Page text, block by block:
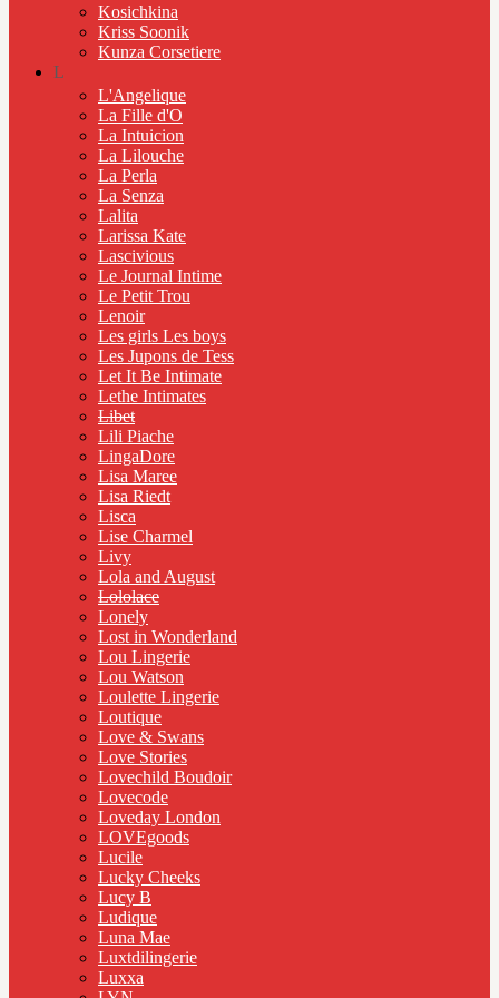
Kosichkina
Kriss Soonik
Kunza Corsetiere
L
L'Angelique
La Fille d'O
La Intuicion
La Lilouche
La Perla
La Senza
Lalita
Larissa Kate
Lascivious
Le Journal Intime
Le Petit Trou
Lenoir
Les girls Les boys
Les Jupons de Tess
Let It Be Intimate
Lethe Intimates
Libet
Lili Piache
LingaDore
Lisa Maree
Lisa Riedt
Lisca
Lise Charmel
Livy
Lola and August
Lololace
Lonely
Lost in Wonderland
Lou Lingerie
Lou Watson
Loulette Lingerie
Loutique
Love & Swans
Love Stories
Lovechild Boudoir
Lovecode
Loveday London
LOVEgoods
Lucile
Lucky Cheeks
Lucy B
Ludique
Luna Mae
Luxtdilingerie
Luxxa